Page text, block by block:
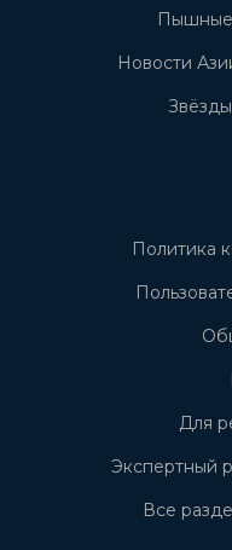
Пышные
Новости
Политика
Для
Экспертный
Все